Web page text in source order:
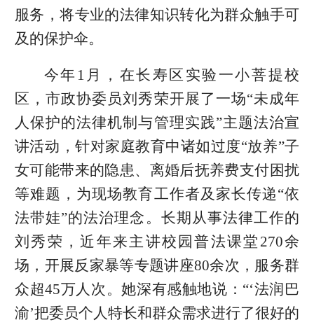
服务，将专业的法律知识转化为群众触手可
及的保护伞。
今年1月，在长寿区实验一小菩提校
区，市政协委员刘秀荣开展了一场“未成年
人保护的法律机制与管理实践”主题法治宣
讲活动，针对家庭教育中诸如过度“放养”子
女可能带来的隐患、离婚后抚养费支付困扰
等难题，为现场教育工作者及家长传递“依
法带娃”的法治理念。长期从事法律工作的
刘秀荣，近年来主讲校园普法课堂270余
场，开展反家暴等专题讲座80余次，服务群
众超45万人次。她深有感触地说：“‘法润巴
渝’把委员个人特长和群众需求进行了很好的